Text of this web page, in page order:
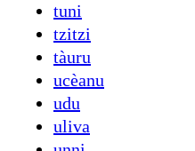
tuni
tzitzi
tàuru
ucèanu
udu
uliva